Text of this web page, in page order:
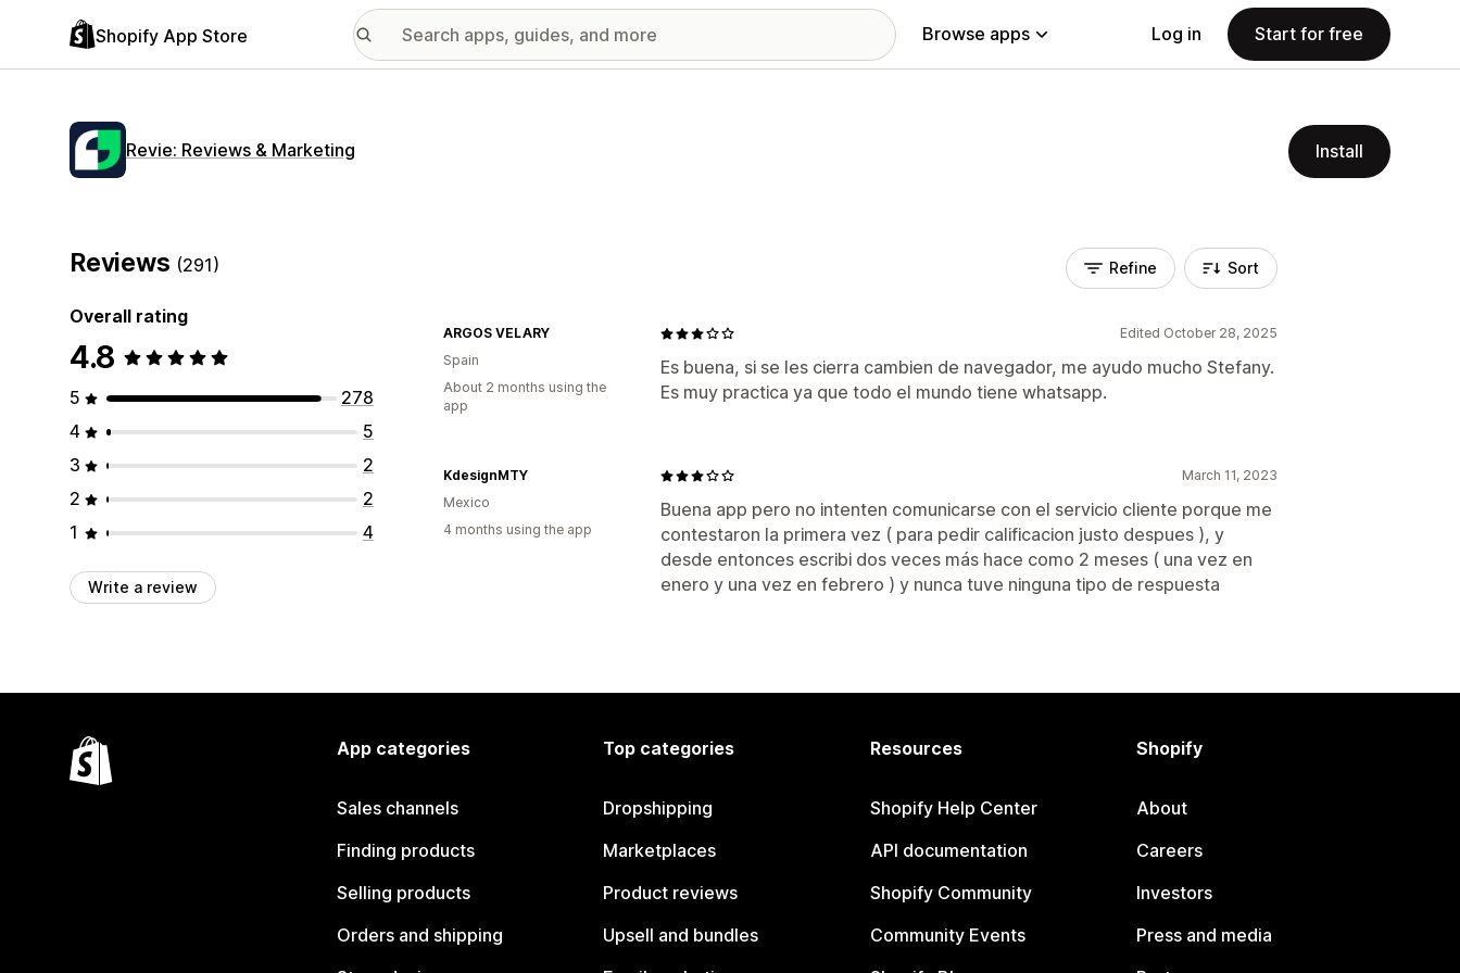
Shopify App Store Browse apps Log in Start for free
Revie: Reviews & Marketing Install
Reviews (291)
Overall rating
4.8
5
278
4
5
3
2
2
2
1
4
Write a review
Refine Sort
Edited October 28, 2025
Es buena, si se les cierra cambien de navegador, me ayudo mucho Stefany.
Es muy practica ya que todo el mundo tiene whatsapp.
ARGOS VELARY
Spain
About 2 months using the
app
March 11, 2023
Buena app pero no intenten comunicarse con el servicio cliente porque me
contestaron la primera vez ( para pedir calificacion justo despues ), y
desde entonces escribi dos veces más hace como 2 meses ( una vez en
enero y una vez en febrero ) y nunca tuve ninguna tipo de respuesta
KdesignMTY
Mexico
4 months using the app
App categories
Sales channels
Finding products
Selling products
Orders and shipping
Top categories
Dropshipping
Marketplaces
Product reviews
Upsell and bundles
Resources
Shopify Help Center
API documentation
Shopify Community
Community Events
Shopify
About
Careers
Investors
Press and media